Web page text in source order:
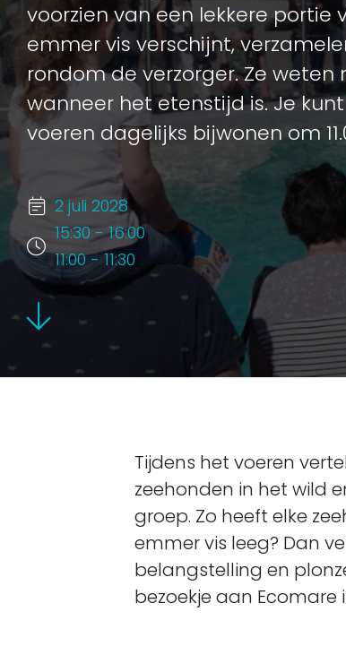
voorzien van een lekkere portie
emmer vis verschijnt,
rondom de verzorger. Ze weten
wanneer het etenstijd is. Je
voeren dagelijks bijwonen om
2 juli 2028
15:30 - 16:00
11:00 - 11:30
Tijdens het voeren
zeehonden in het wild
groep. Zo heeft elke
emmer vis leeg? Dan
belangstelling en
bezoekje aan Ecomare